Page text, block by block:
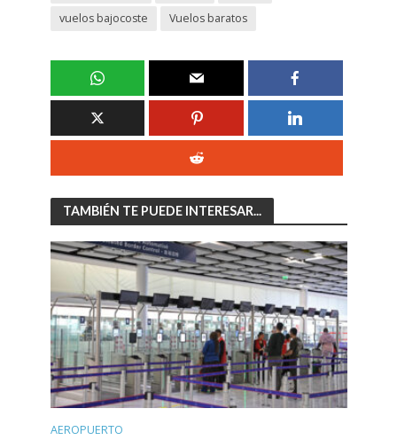
vuelos bajocoste
Vuelos baratos
TAMBIÉN TE PUEDE INTERESAR...
AEROPUERTO